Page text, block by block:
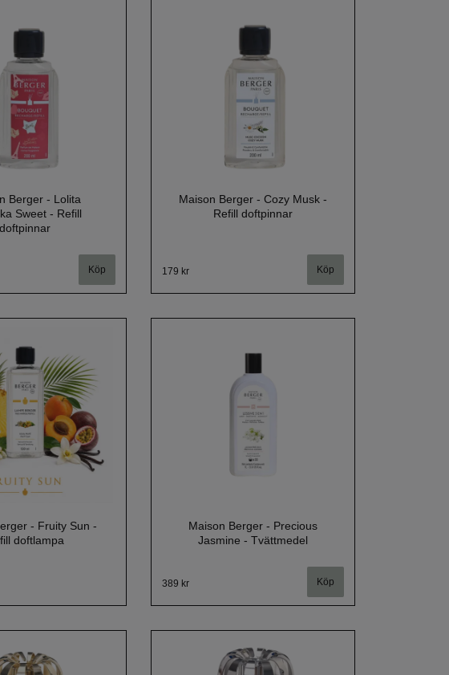
Berger - Lolita
Sweet - Refill
doftpinnar
Maison Berger - Cozy Musk -
Refill doftpinnar
179 kr
- Fruity Sun -
doftlampa
Maison Berger - Precious
Jasmine - Tvättmedel
389 kr